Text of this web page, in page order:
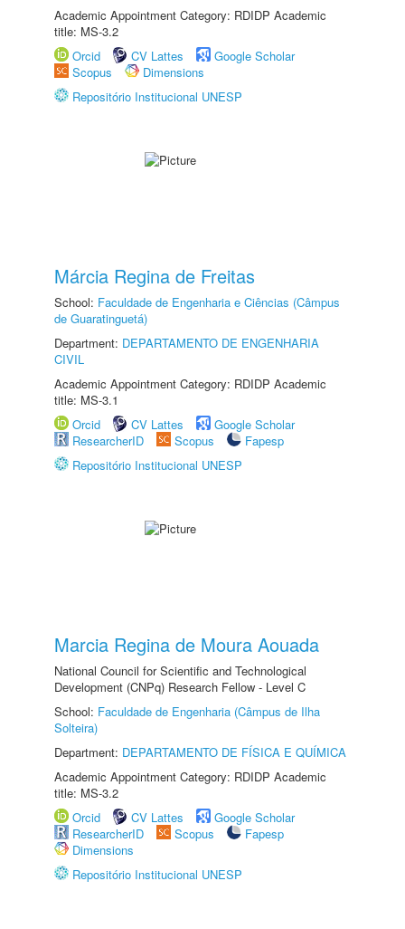
Academic Appointment Category: RDIDP Academic
title: MS-3.2
Orcid
CV Lattes
Google Scholar
Scopus
Dimensions
Repositório Institucional UNESP
Márcia Regina de Freitas
School: Faculdade de Engenharia e Ciências (Câmpus
de Guaratinguetá)
Department: DEPARTAMENTO DE ENGENHARIA
CIVIL
Academic Appointment Category: RDIDP Academic
title: MS-3.1
Orcid
CV Lattes
Google Scholar
ResearcherID
Scopus
Fapesp
Repositório Institucional UNESP
Marcia Regina de Moura Aouada
National Council for Scientific and Technological
Development (CNPq) Research Fellow - Level C
School: Faculdade de Engenharia (Câmpus de Ilha
Solteira)
Department: DEPARTAMENTO DE FÍSICA E QUÍMICA
Academic Appointment Category: RDIDP Academic
title: MS-3.2
Orcid
CV Lattes
Google Scholar
ResearcherID
Scopus
Fapesp
Dimensions
Repositório Institucional UNESP